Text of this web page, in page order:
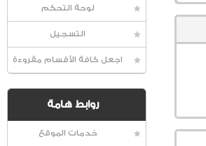
لوحة التحكم
التسجيل
اجعل كافة الأقسام مقروءة
روابط هامة
خدمات الموقع